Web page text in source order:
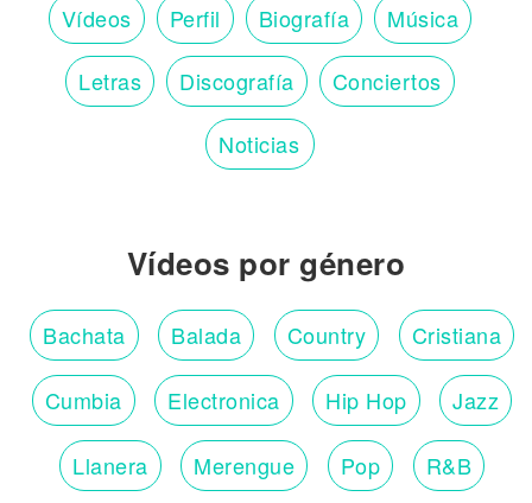
Vídeos Perfil Biografía Música
Letras Discografía Conciertos
Noticias
Vídeos por género
Bachata Balada Country Cristiana
Cumbia Electronica Hip Hop Jazz
Llanera Merengue Pop R&B